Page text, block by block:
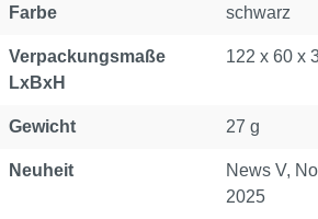
Farbe schwarz
Verpackungsmaße
LxBxH
122 x 60 x
Gewicht 27 g
Neuheit
News V,
2025